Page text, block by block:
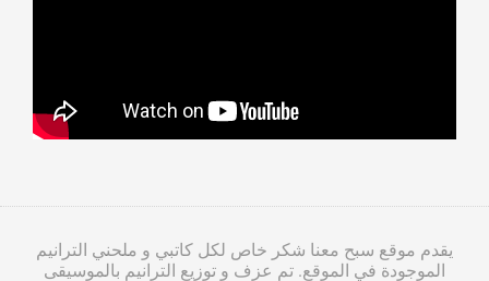
يقدم موقع سبح معنا شكر خاص لكل كاتبي و ملحني الترانيم
الموجودة في الموقع. تم عزف و توزيع الترانيم بالموسيقى